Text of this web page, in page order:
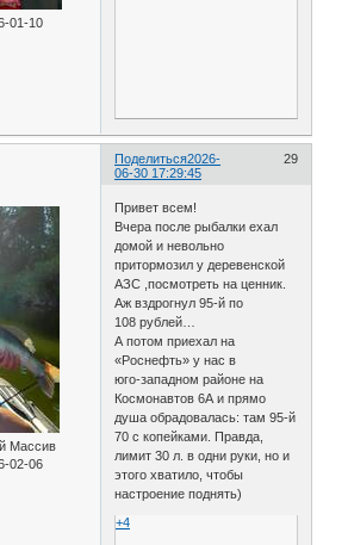
01-10
Поделиться 29
2026-
06-30 17:29:45
Массив
02-06
Привет всем!
Вчера после рыбалки ехал
домой и невольно
притормозил у деревенской
АЗС ,посмотреть на ценник.
Аж вздрогнул 95‑й по
108 рублей…
А потом приехал на
«Роснефть» у нас в
юго‑западном районе на
Космонавтов 6А и прямо
душа обрадовалась: там 95-й
70 с копейками. Правда,
лимит 30 л. в одни руки, но и
этого хватило, чтобы
настроение поднять)
+4